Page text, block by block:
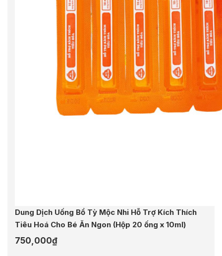
Dung Dịch Uống Bổ Tỳ Mộc Nhi Hỗ Trợ Kích Thích
Tiêu Hoá Cho Bé Ăn Ngon (Hộp 20 ống x 10ml)
750,000₫